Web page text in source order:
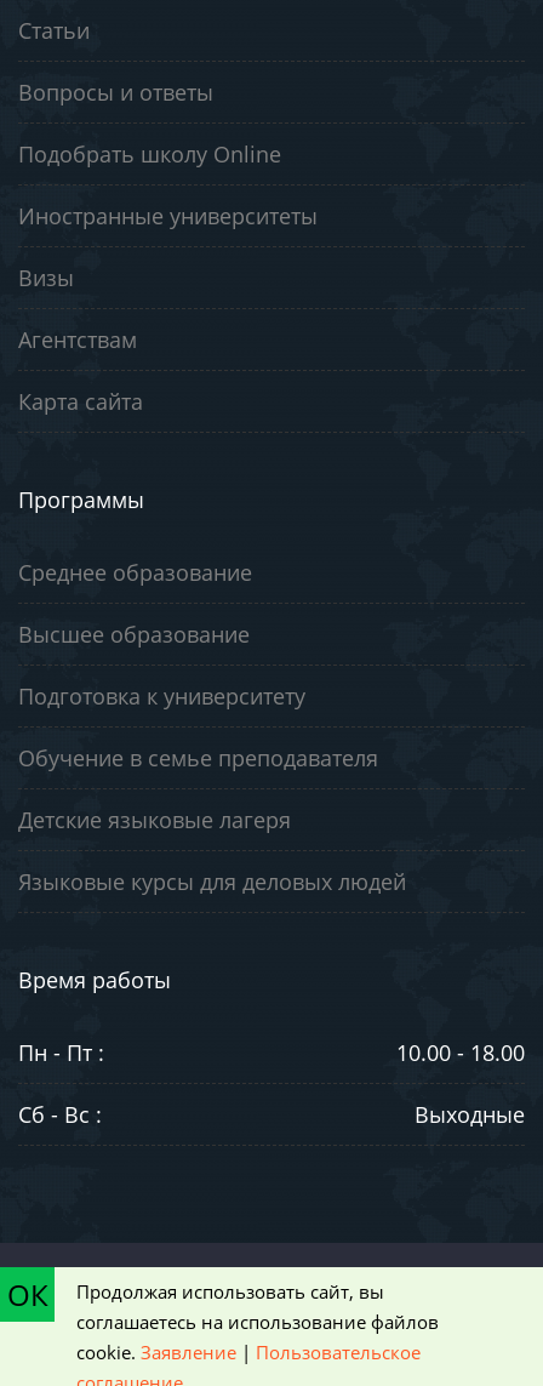
Статьи
Вопросы и ответы
Подобрать школу Online
Иностранные университеты
Визы
Агентствам
Карта сайта
Программы
Среднее образование
Высшее образование
Подготовка к университету
Обучение в семье преподавателя
Детские языковые лагеря
Языковые курсы для деловых людей
Время работы
Пн - Пт : 10.00 - 18.00
Сб - Вс : Выходные
ознакомительный характер и не является публичной офертой,
определяемой положениями статьи 437 Гражданского кодекса РФ
|
Пользовательское соглашение
ОК
Продолжая использовать сайт, вы
соглашаетесь на использование файлов
cookie. Заявление | Пользовательское